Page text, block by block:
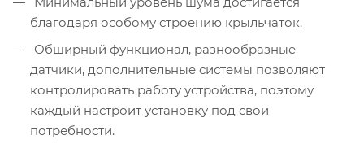
благодаря особому строению крыльчаток.
Обширный функционал, разнообразные
датчики, дополнительные системы позволяют
контролировать работу устройства, поэтому
каждый настроит установку под свои
потребности.